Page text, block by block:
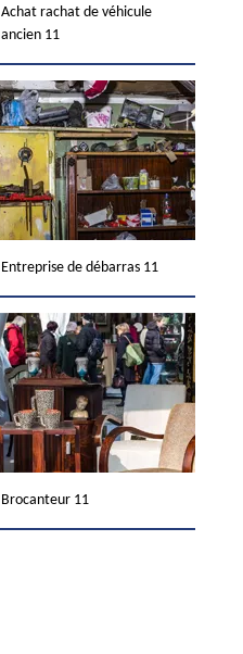
Achat rachat de véhicule
ancien 11
Entreprise de débarras 11
Brocanteur 11